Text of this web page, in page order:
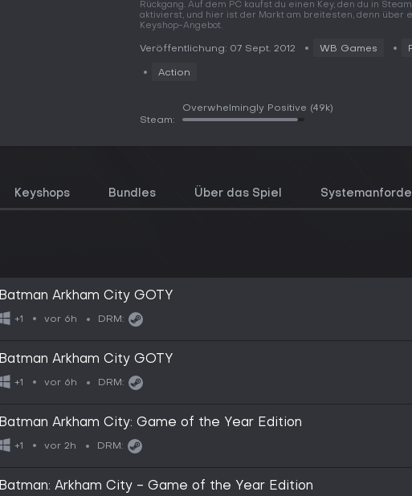
Rückgang. Auf dem PC kaufst du einen Key, den du in
aktivierst, und hier ist der Markt am breitesten, denn über
Keyshop-Angebot.
Veröffentlichung: 07 Sept. 2012 WB Games
Action
Steam:
Overwhelmingly Positive (49k)
Keyshops Bundles Über das Spiel
Batman Arkham City GOTY
+1 vor 6h DRM:
Batman Arkham City GOTY
+1 vor 6h DRM:
Batman Arkham City: Game of the Year Edition
+1 vor 2h DRM:
Batman: Arkham City - Game of the Year Edition